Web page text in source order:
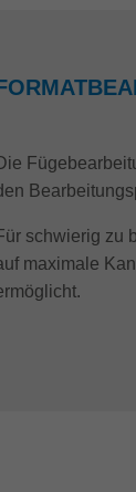
schwierig zu
maximale